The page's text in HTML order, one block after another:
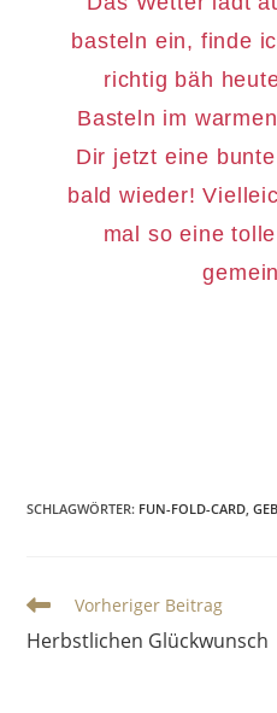
basteln ein, finde
richtig bäh
Basteln im
Dir jetzt eine
bald wieder!
mal so eine
SCHLAGWÖRTER: FUN-FOLD-CARD,
Vorheriger Beitrag
Herbstlichen Glückwunsch